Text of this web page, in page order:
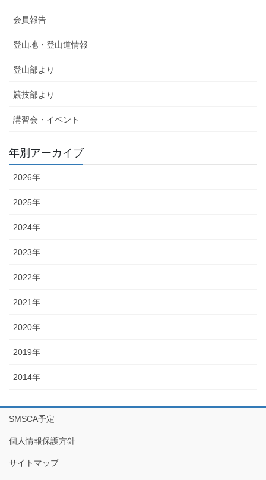
会員報告
登山地・登山道情報
登山部より
競技部より
講習会・イベント
年別アーカイブ
2026年
2025年
2024年
2023年
2022年
2021年
2020年
2019年
2014年
SMSCA予定
個人情報保護方針
サイトマップ